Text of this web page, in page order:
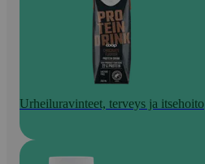
Urheiluravinteet, terveys ja itsehoito